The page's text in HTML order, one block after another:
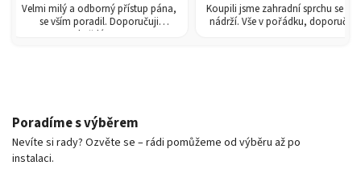
Velmi milý a odborný přístup pána,
se vším poradil. Doporučuji
každému!
Koupili jsme zahradní sprchu se 150l
nádrží. Vše v pořádku, doporučuji.
Poradíme s výběrem
Nevíte si rady? Ozvěte se – rádi pomůžeme od výběru až po
instalaci.